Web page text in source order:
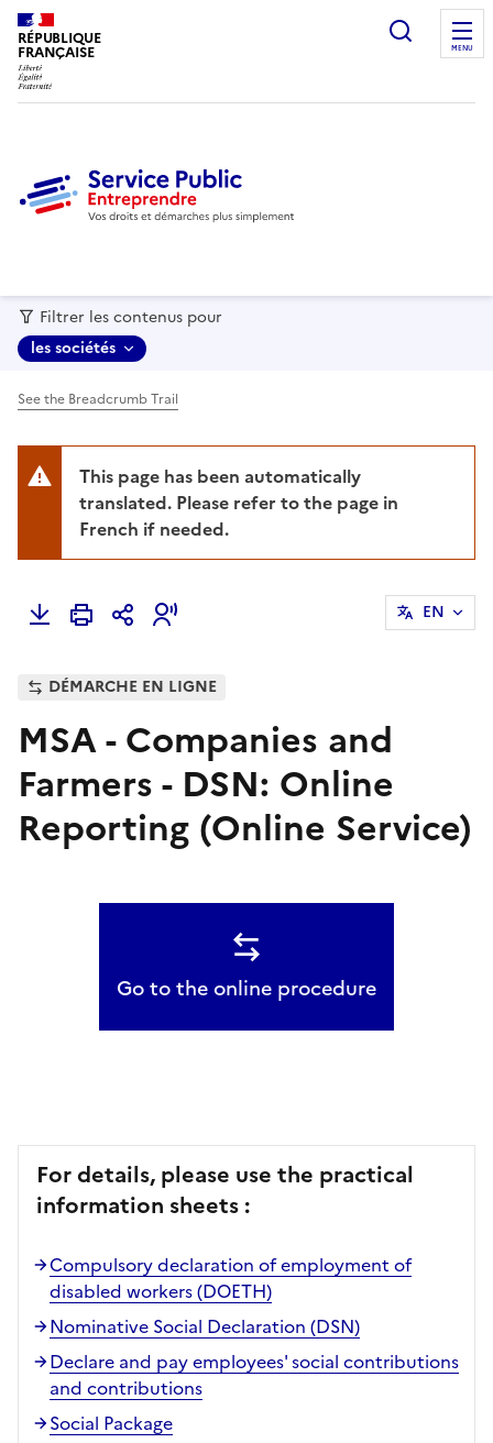
RÉPUBLIQUE
FRANÇAISE MENU
Filtrer les contenus pour
les sociétés
See the Breadcrumb Trail
This page has been automatically
translated. Please refer to the page in
French if needed.
EN
DÉMARCHE EN LIGNE
MSA - Companies and
Farmers - DSN: Online
Reporting (Online Service)
Go to the online procedure
For details, please use the practical
information sheets :
Compulsory declaration of employment of
disabled workers (DOETH)
Nominative Social Declaration (DSN)
Declare and pay employees' social contributions
and contributions
Social Package